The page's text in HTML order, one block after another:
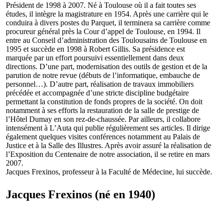
Président de 1998 à 2007. Né à Toulouse où il a fait toutes ses
études, il intègre la magistrature en 1954. Après une carrière qui le
conduira à divers postes du Parquet, il terminera sa carrière comme
procureur général près la Cour d’appel de Toulouse, en 1994. Il
entre au Conseil d’administration des Toulousains de Toulouse en
1995 et succède en 1998 à Robert Gillis. Sa présidence est
marquée par un effort poursuivi essentiellement dans deux
directions. D’une part, modernisation des outils de gestion et de la
parution de notre revue (débuts de l’informatique, embauche de
personnel…). D’autre part, réalisation de travaux immobiliers
précédée et accompagnée d’une stricte discipline budgétaire
permettant la constitution de fonds propres de la société. On doit
notamment à ses efforts la restauration de la salle de prestige de
l’Hôtel Dumay en son rez-de-chaussée. Par ailleurs, il collabore
intensément à L’Auta qui publie régulièrement ses articles. Il dirige
également quelques visites conférences notamment au Palais de
Justice et à la Salle des Illustres. Après avoir assuré la réalisation de
l’Exposition du Centenaire de notre association, il se retire en mars
2007.
Jacques Frexinos, professeur à la Faculté de Médecine, lui succède.
Jacques Frexinos (né en 1940)